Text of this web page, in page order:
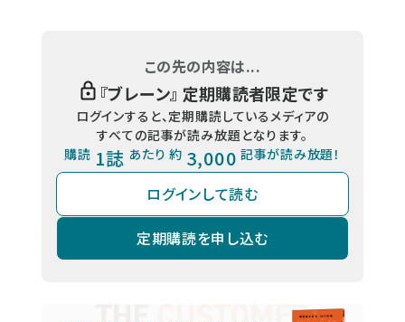
この先の内容は...
『ブレーン』 定期購読者限定です
ログインすると、定期購読しているメディアの
すべての記事が読み放題となります。
購読 1誌 あたり 約 3,000 記事が読み放題！
ログインして読む
定期購読を申し込む